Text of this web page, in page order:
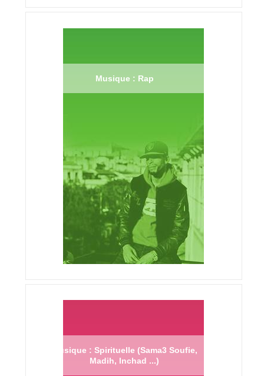
Musique : Rap
Musique : Spirituelle (Sama3 Soufie,
Madih, Inchad ...)